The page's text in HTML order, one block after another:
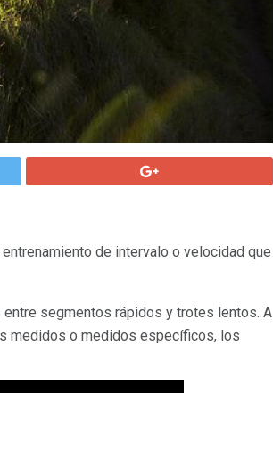
de intervalo o velocidad que
entre segmentos rápidos y trotes lentos. A
medidos o medidos específicos, los